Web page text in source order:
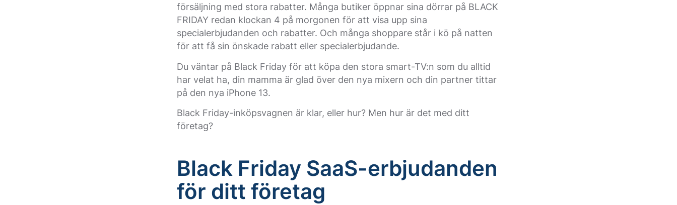
försäljning med stora rabatter. Många butiker öppnar sina dörrar på BLACK
FRIDAY redan klockan 4 på morgonen för att visa upp sina
specialerbjudanden och rabatter. Och många shoppare står i kö på natten
för att få sin önskade rabatt eller specialerbjudande.
Du väntar på Black Friday för att köpa den stora smart-TV:n som du alltid
har velat ha, din mamma är glad över den nya mixern och din partner tittar
på den nya iPhone 13.
Black Friday-inköpsvagnen är klar, eller hur? Men hur är det med ditt
företag?
Black Friday SaaS-erbjudanden
för ditt företag